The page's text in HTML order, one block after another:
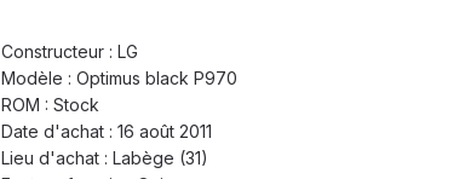
Constructeur : LG
Modèle : Optimus black P970
ROM : Stock
Date d'achat : 16 août 2011
Lieu d'achat : Labège (31)